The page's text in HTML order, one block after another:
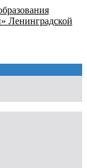
Ленинградской